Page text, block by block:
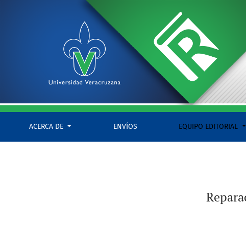
Reparación integral del daño a la víctima del delito
ACERCA DE ENVÍOS EQUIPO EDITORIAL